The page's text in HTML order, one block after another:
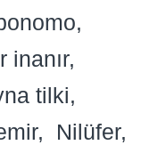
inanır
tilki
Nilüfer